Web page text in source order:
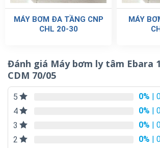
MÁY BƠM ĐA TẦNG CNP
CHL 20-30
MÁY
Đánh giá Máy bơm ly tâm Ebara
CDM 70/05
5 0% |
4
0% |
3
0% |
2
0% |